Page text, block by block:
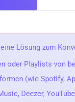
Lösung zum
oder Playlists von
(wie Spotify,
Deezer,